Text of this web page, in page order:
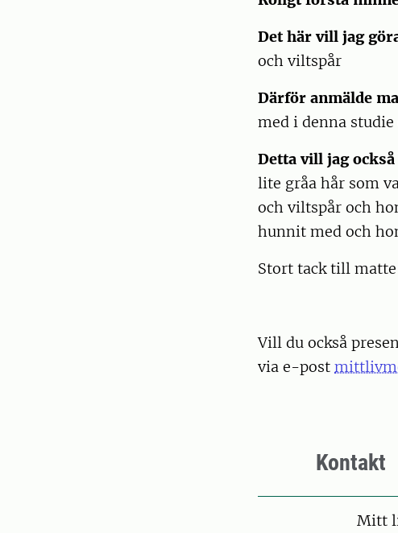
Det här vill jag
och viltspår
Därför anmälde
med i denna
Detta vill jag
lite gråa hår som
och viltspår och
hunnit med och
Stort tack till
Vill du också
via e-post
Kontakt
Mitt